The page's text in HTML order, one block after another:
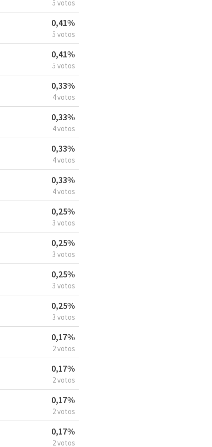
5 votos
0,41%
5 votos
0,41%
5 votos
0,33%
4 votos
0,33%
4 votos
0,33%
4 votos
0,33%
4 votos
0,25%
3 votos
0,25%
3 votos
0,25%
3 votos
0,25%
3 votos
0,17%
2 votos
0,17%
2 votos
0,17%
2 votos
0,17%
2 votos